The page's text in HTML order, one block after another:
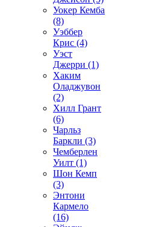
Уокер Кемба
(8)
Уэббер
Крис (4)
Уэст
Джерри (1)
Хаким
Оладжувон
(2)
Хилл Грант
(6)
Чарльз
Баркли (3)
Чемберлен
Уилт (1)
Шон Кемп
(3)
Энтони
Кармело
(16)